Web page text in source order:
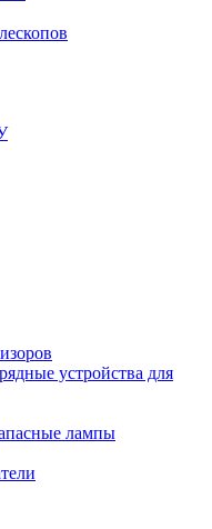
устройства для
лампы